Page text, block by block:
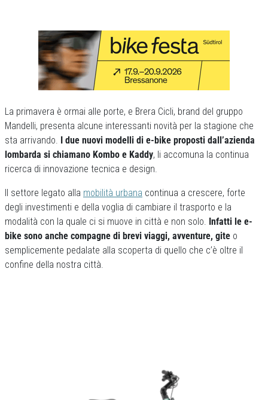
La primavera è ormai alle porte, e Brera Cicli, brand del gruppo
Mandelli, presenta alcune interessanti novità per la stagione che
sta arrivando. I due nuovi modelli di e-bike proposti dall’azienda
lombarda si chiamano Kombo e Kaddy, li accomuna la continua
ricerca di innovazione tecnica e design.
Il settore legato alla mobilità urbana continua a crescere, forte
degli investimenti e della voglia di cambiare il trasporto e la
modalità con la quale ci si muove in città e non solo. Infatti le e-
bike sono anche compagne di brevi viaggi, avventure, gite o
semplicemente pedalate alla scoperta di quello che c’è oltre il
confine della nostra città.